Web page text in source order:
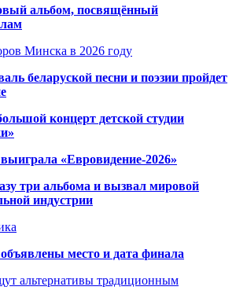
альбом, посвящённый
Минска в 2026 году
беларуской песни и поэзии пройдет
концерт детской студии
«Евровидение-2026»
три альбома и вызвал мировой
индустрии
место и дата финала
альтернативы традиционным